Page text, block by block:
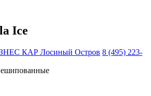
Ice
КАР Лосиный Остров 8 (495) 223-